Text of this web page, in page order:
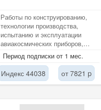
Работы по конструированию,
технологии производства,
испытанию и эксплуатации
авиакосмических приборов,
комплексов и систем, включая
вопросы...
Период подписки от 1 мес.
Индекс 44038 от 7821 p